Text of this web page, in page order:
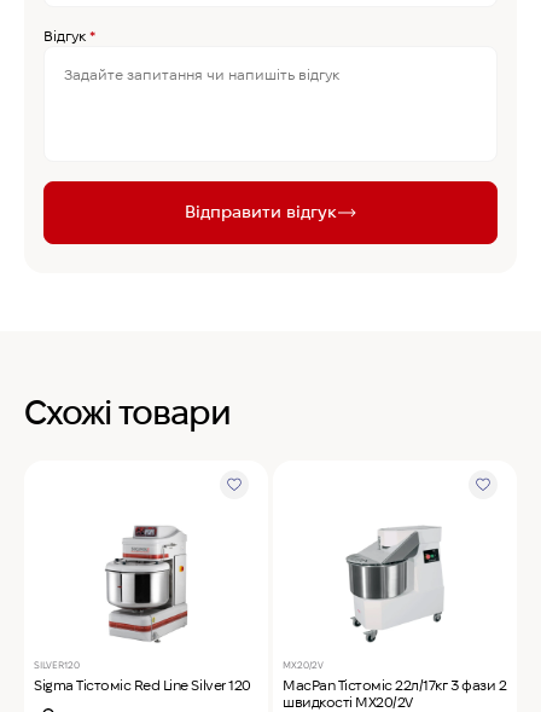
Відгук *
Відправити відгук
Схожі товари
SILVER120
Sigma Тістоміс Red Line Silver 120
MX20/2V
MacPan Тістоміс 22л/17кг 3 фази 2
швидкості MX20/2V